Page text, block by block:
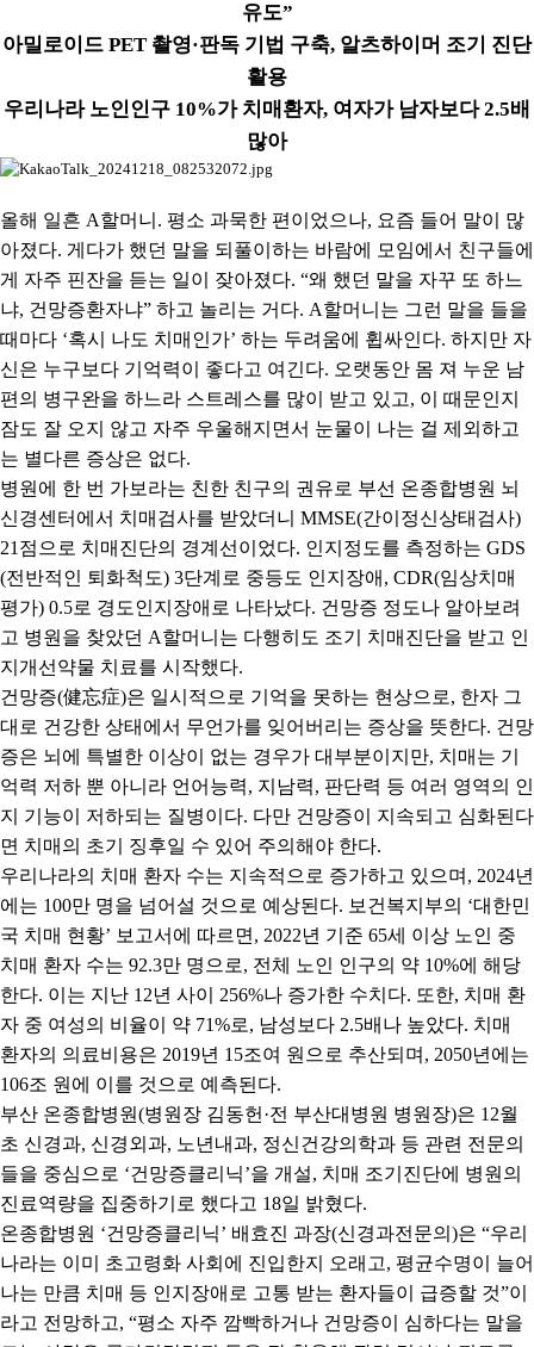
유도”
아밀로이드 PET 촬영·판독 기법 구축, 알츠하이머 조기 진단
활용
우리나라 노인인구 10%가 치매환자, 여자가 남자보다2.5배
많아
올해 일흔 A할머니 . 평소 과묵한 편이었으나, 요즘 들어 말이 많
아졌다. 게다가 했던 말을 되풀이하는 바람에 모임에서 친구들에
게 자주 핀잔을 듣는 일이 잦아졌다. “왜 했던 말을 자꾸 또 하느
냐, 건망증환자냐” 하고 놀리는 거다. A할머니는 그런 말을 들을
때마다 ‘혹시 나도 치매인가’ 하는 두려움에 휩싸인다. 하지만 자
신은 누구보다 기억력이 좋다고 여긴다. 오랫동안 몸 져 누운 남
편의 병구완을 하느라 스트레스를 많이 받고 있고, 이 때문인지
잠도 잘 오지 않고 자주 우울해지면서 눈물이 나는 걸 제외하고
는 별다른 증상은 없다.
병원에 한 번 가보라는 친한 친구의 권유로 부선 온종합병원 뇌
신경센터에서 치매검사를 받았더니 MMSE(간이정신상태검사)
21 점으로 치매진단의 경계선이었다. 인지정도를 측정하는 GDS
(전반적인 퇴화척도) 3단계로 중등도 인지장애 , CDR(임상치매
평가) 0.5로 경도인지장애로 나타났다. 건망증 정도나 알아보려
고 병원을 찾았던 A할머니는 다행히도 조기 치매진단을 받고 인
지개선약물 치료를 시작했다.
건망증(健忘症)은 일시적으로 기억을 못하는 현상으로, 한자 그
대로 건강한 상태에서 무언가를 잊어버리는 증상을 뜻한다. 건망
증은 뇌에 특별한 이상이 없는 경우가 대부분이지만, 치매는 기
억력 저하 뿐 아니라 언어능력, 지남력, 판단력 등 여러 영역의 인
지 기능이 저하되는 질병이다. 다만 건망증이 지속되고 심화된다
면 치매의 초기 징후일 수 있어 주의해야 한다.
우리나라의 치매 환자 수는 지속적으로 증가하고 있으며 , 2024년
에는 100만 명을 넘어설 것으로 예상된다. 보건복지부의 ‘대한민
국 치매 현황’ 보고서에 따르면 , 2022년 기준 65세 이상 노인 중
치매 환자 수는 92.3만 명으로, 전체 노인 인구의 약 10%에 해당
한다. 이는 지난 12년 사이 256%나 증가한 수치다. 또한, 치매 환
자 중 여성의 비율이 약 71%로, 남성보다 2.5배나 높았다. 치매
환자의 의료비용은 2019년 15조여 원으로 추산되며 , 2050년에는
106조 원에 이를 것으로 예측된다.
부산 온종합병원(병원장 김동헌 ·전 부산대병원 병원장)은 12월
초 신경과, 신경외과, 노년내과, 정신건강의학과 등 관련 전문의
들을 중심으로 ‘건망증클리닉’을 개설, 치매 조기진단에 병원의
진료역량을 집중하기로 했다고 18일 밝혔다.
온종합병원 ‘건망증클리닉’ 배효진 과장(신경과전문의 )은 “우리
나라는 이미 초고령화 사회에 진입한지 오래고, 평균수명이 늘어
나는 만큼 치매 등 인지장애로 고통 받는 환자들이 급증할 것”이
라고 전망하고, “평소 자주 깜빡하거나 건망증이 심하다는 말을